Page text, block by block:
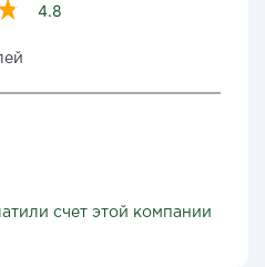
4.8
счет этой компании